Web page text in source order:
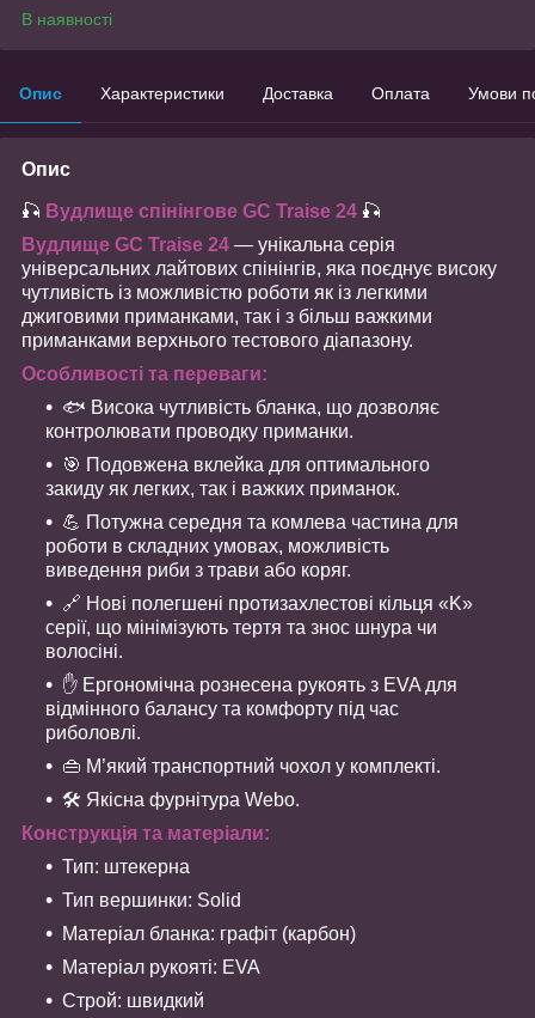
В наявності
Опис Характеристики Доставка Оплата Умови
Опис
🎣 Вудлище спінінгове GC Traise 24 🎣
Вудлище GC Traise 24 — унікальна серія
універсальних лайтових спінінгів, яка поєднує високу
чутливість із можливістю роботи як із легкими
джиговими приманками, так і з більш важкими
приманками верхнього тестового діапазону.
Особливості та переваги:
🐟 Висока чутливість бланка, що дозволяє
контролювати проводку приманки.
🎯 Подовжена вклейка для оптимального
закиду як легких, так і важких приманок.
💪 Потужна середня та комлева частина для
роботи в складних умовах, можливість
виведення риби з трави або коряг.
🔗 Нові полегшені протизахлестові кільця «K»
серії, що мінімізують тертя та знос шнура чи
волосіні.
✋ Ергономічна рознесена рукоять з EVA для
відмінного балансу та комфорту під час
риболовлі.
👜 М’який транспортний чохол у комплекті.
🛠 Якісна фурнітура Webo.
Конструкція та матеріали:
Тип: штекерна
Тип вершинки: Solid
Матеріал бланка: графіт (карбон)
Матеріал рукояті: EVA
Строй: швидкий